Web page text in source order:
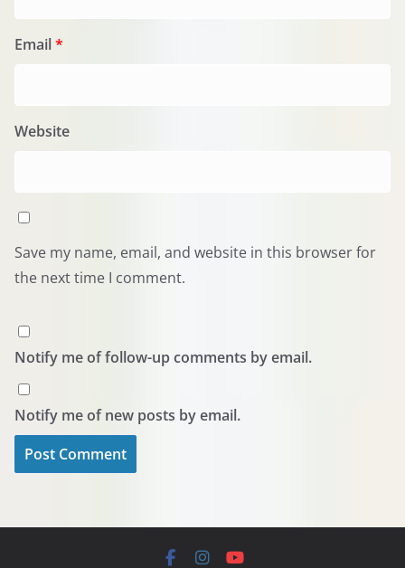
Email*
Website
Save my name, email, and website in this browser for
the next time I comment.
Notify me of follow-up comments by email.
Notify me of new posts by email.